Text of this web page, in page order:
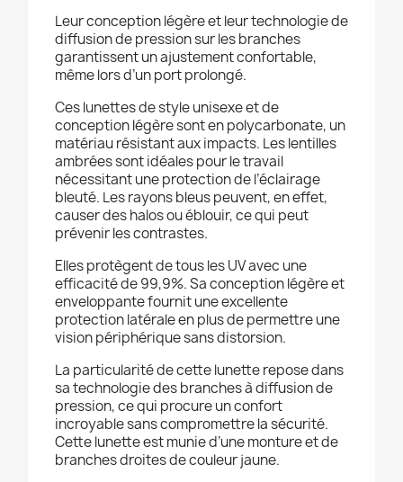
Leur conception légère et leur technologie de
diffusion de pression sur les branches
garantissent un ajustement confortable,
même lors d’un port prolongé.
Ces lunettes de style unisexe et de
conception légère sont en polycarbonate, un
matériau résistant aux impacts. Les lentilles
ambrées sont idéales pour le travail
nécessitant une protection de l’éclairage
bleuté. Les rayons bleus peuvent, en effet,
causer des halos ou éblouir, ce qui peut
prévenir les contrastes.
Elles protègent de tous les UV avec une
efficacité de 99,9%. Sa conception légère et
enveloppante fournit une excellente
protection latérale en plus de permettre une
vision périphérique sans distorsion.
La particularité de cette lunette repose dans
sa technologie des branches à diffusion de
pression, ce qui procure un confort
incroyable sans compromettre la sécurité.
Cette lunette est munie d’une monture et de
branches droites de couleur jaune.